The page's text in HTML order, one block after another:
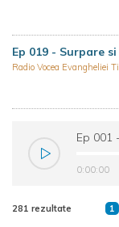
Ep 019 - Surpare
Radio Vocea Evangheliei
Ep 001
0:00:00
281 rezultate 1